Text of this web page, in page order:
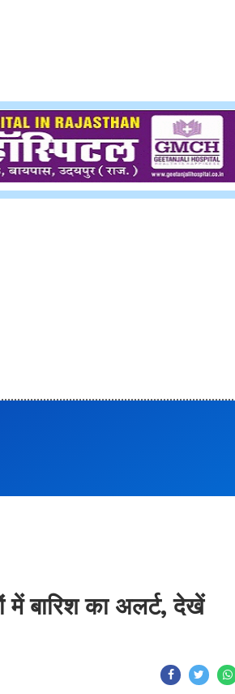
में बारिश का अलर्ट, देखें